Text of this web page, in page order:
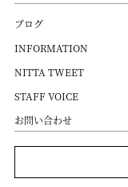
ブログ
INFORMATION
NITTA TWEET
STAFF VOICE
お問い合わせ